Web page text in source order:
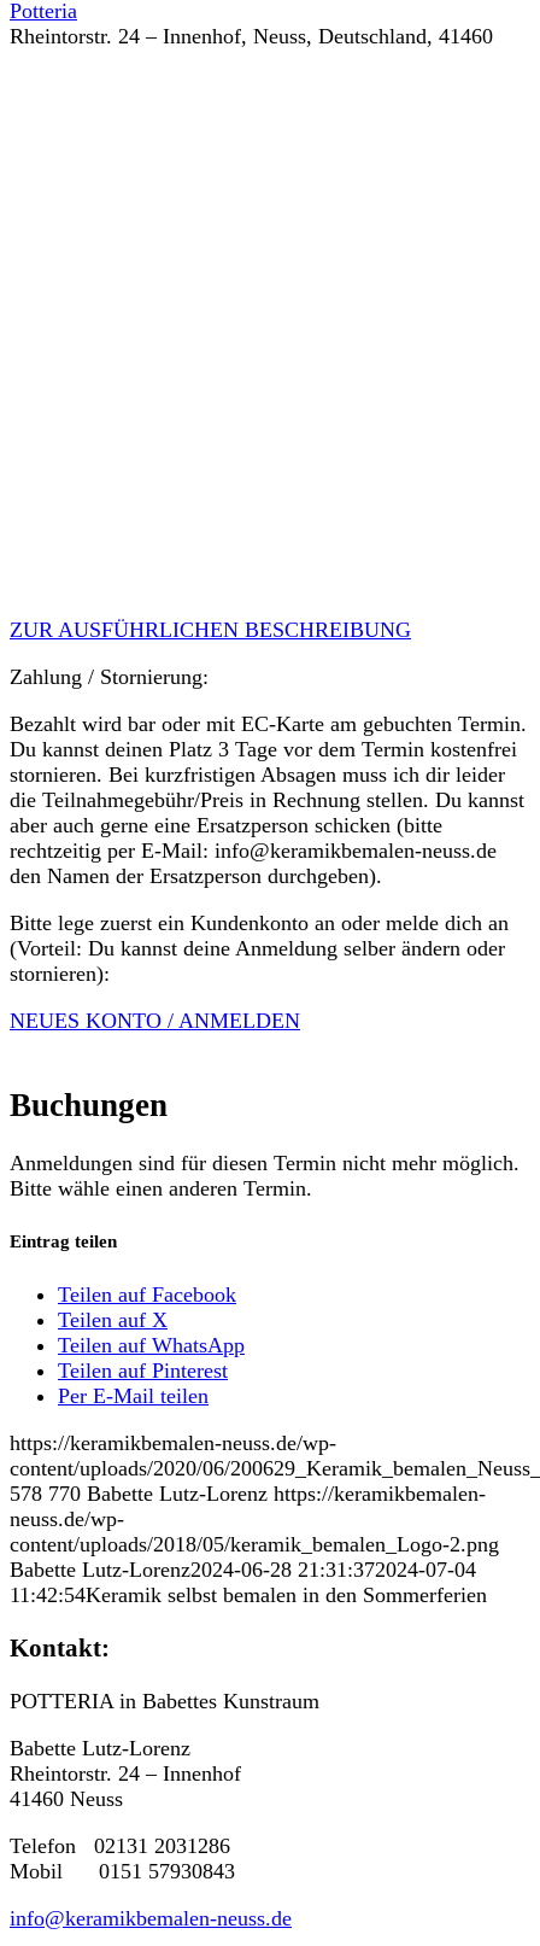
Potteria
Rheintorstr. 24 – Innenhof, Neuss, Deutschland, 41460
ZUR AUSFÜHRLICHEN BESCHREIBUNG
Zahlung / Stornierung:
Bezahlt wird bar oder mit EC-Karte am gebuchten Termin.
Du kannst deinen Platz 3 Tage vor dem Termin kostenfrei
stornieren. Bei kurzfristigen Absagen muss ich dir leider
die Teilnahmegebühr/Preis in Rechnung stellen. Du kannst
aber auch gerne eine Ersatzperson schicken (bitte
rechtzeitig per E-Mail: info@keramikbemalen-neuss.de
den Namen der Ersatzperson durchgeben).
Bitte lege zuerst ein Kundenkonto an oder melde dich an
(Vorteil: Du kannst deine Anmeldung selber ändern oder
stornieren):
NEUES KONTO / ANMELDEN
Buchungen
Anmeldungen sind für diesen Termin nicht mehr möglich.
Bitte wähle einen anderen Termin.
Eintrag teilen
Teilen auf Facebook
Teilen auf X
Teilen auf WhatsApp
Teilen auf Pinterest
Per E-Mail teilen
https://keramikbemalen-neuss.de/wp-
content/uploads/2020/06/
578 770 Babette Lutz-Lorenz https://keramikbemalen-
neuss.de/wp-
content/uploads/2018/05/keramik_bemalen_Logo-2.png
Babette Lutz-Lorenz2024-06-28 21:31:372024-07-04
11:42:54Keramik selbst bemalen in den Sommerferien
Kontakt:
POTTERIA in Babettes Kunstraum
Babette Lutz-Lorenz
Rheintorstr. 24 – Innenhof
41460 Neuss
Telefon 02131 2031286
Mobil 0151 57930843
info@keramikbemalen-neuss.de